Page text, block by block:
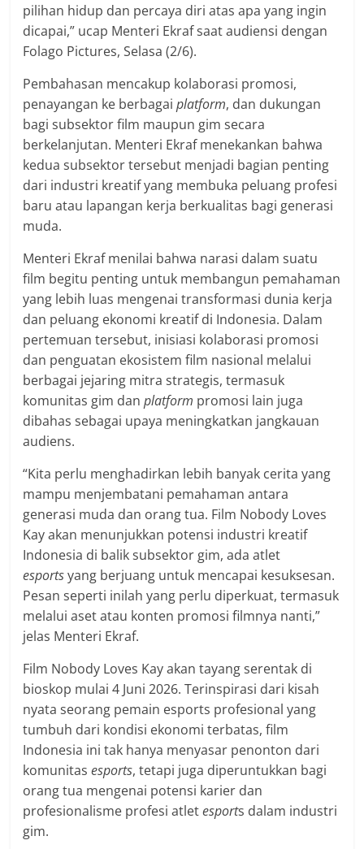
pilihan hidup dan percaya diri atas apa yang ingin
dicapai,” ucap Menteri Ekraf saat audiensi dengan
Folago Pictures, Selasa (2/6).
Pembahasan mencakup kolaborasi promosi,
penayangan ke berbagaiplatform, dan dukungan
bagi subsektor film maupun gim secara
berkelanjutan. Menteri Ekraf menekankan bahwa
kedua subsektor tersebut menjadi bagian penting
dari industri kreatif yang membuka peluang profesi
baru atau lapangan kerja berkualitas bagi generasi
muda.
Menteri Ekraf menilai bahwa narasi dalam suatu
film begitu penting untuk membangun pemahaman
yang lebih luas mengenai transformasi dunia kerja
dan peluang ekonomi kreatif di Indonesia. Dalam
pertemuan tersebut, inisiasi kolaborasi promosi
dan penguatan ekosistem film nasional melalui
berbagai jejaring mitra strategis, termasuk
komunitas gim danplatform promosi lain juga
dibahas sebagai upaya meningkatkan jangkauan
audiens.
“Kita perlu menghadirkan lebih banyak cerita yang
mampu menjembatani pemahaman antara
generasi muda dan orang tua. Film Nobody Loves
Kay akan menunjukkan potensi industri kreatif
Indonesia di balik subsektor gim, ada atlet
esportsyang berjuang untuk mencapai kesuksesan.
Pesan seperti inilah yang perlu diperkuat, termasuk
melalui aset atau konten promosi filmnya nanti,”
jelas Menteri Ekraf.
Film Nobody Loves Kay akan tayang serentak di
bioskop mulai 4 Juni 2026. Terinspirasi dari kisah
nyata seorang pemain esports profesional yang
tumbuh dari kondisi ekonomi terbatas, film
Indonesia ini tak hanya menyasar penonton dari
komunitasesports, tetapi juga diperuntukkan bagi
orang tua mengenai potensi karier dan
profesionalisme profesi atletesports dalam industri
gim.